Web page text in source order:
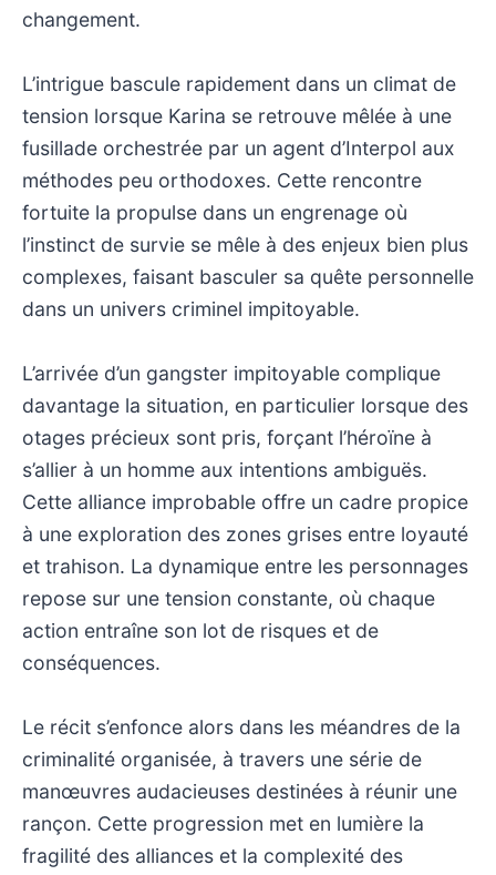
changement.
L’intrigue bascule rapidement dans un climat de
tension lorsque Karina se retrouve mêlée à une
fusillade orchestrée par un agent d’Interpol aux
méthodes peu orthodoxes. Cette rencontre
fortuite la propulse dans un engrenage où
l’instinct de survie se mêle à des enjeux bien plus
complexes, faisant basculer sa quête personnelle
dans un univers criminel impitoyable.
L’arrivée d’un gangster impitoyable complique
davantage la situation, en particulier lorsque des
otages précieux sont pris, forçant l’héroïne à
s’allier à un homme aux intentions ambiguës.
Cette alliance improbable offre un cadre propice
à une exploration des zones grises entre loyauté
et trahison. La dynamique entre les personnages
repose sur une tension constante, où chaque
action entraîne son lot de risques et de
conséquences.
Le récit s’enfonce alors dans les méandres de la
criminalité organisée, à travers une série de
manœuvres audacieuses destinées à réunir une
rançon. Cette progression met en lumière la
fragilité des alliances et la complexité des